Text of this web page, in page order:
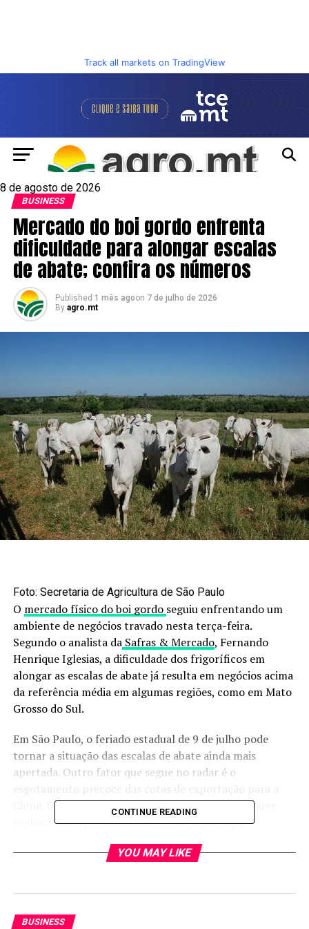
Track all markets on TradingView
8 de agosto de 2026
BUSINESS
Mercado do boi gordo enfrenta
dificuldade para alongar escalas
de abate; confira os números
Published 1 mês agoon 7 de julho de 2026
By agro.mt
Foto: Secretaria de Agricultura de São Paulo
O mercado físico do boi gordo seguiu enfrentando um
ambiente de negócios travado nesta terça-feira.
Segundo o analista daSafras & Mercado, Fernando
Henrique Iglesias, a dificuldade dos frigoríficos em
alongar as escalas de abate já resulta em negócios acima
da referência média em algumas regiões, como em Mato
Grosso do Sul.
Em São Paulo, o feriado estadual de 9 de julho pode
tornar a situação das escalas de abate ainda mais
apertada. Outro fator que segue no radar é o
China. De acordo com Iglesias, embora os embarques
tenham sido intensificados em maio e junho, a
forma lenta, retardando o avanço do preenchimento das
média, a R$ 327,83 em São Paulo, R$ 314,71 em Goiás,
CONTINUE READING
YOU MAY LIKE
BUSINESS